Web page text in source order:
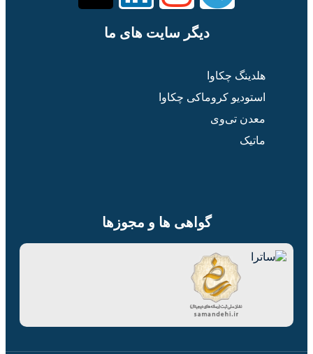
دیگر سایت های ما
هلدینگ چکاوا
استودیو کروماکی چکاوا
معدن تی‌وی
ماتیک
گواهی ها و مجوزها